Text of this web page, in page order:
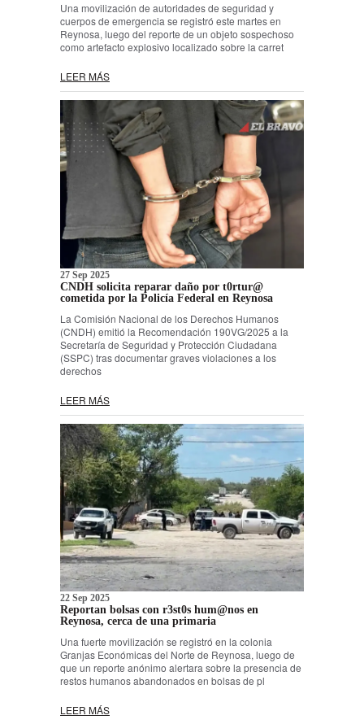
Una movilización de autoridades de seguridad y
cuerpos de emergencia se registró este martes en
Reynosa, luego del reporte de un objeto sospechoso
como artefacto explosivo localizado sobre la carret
LEER MÁS
27 Sep 2025
CNDH solicita reparar daño por t0rtur@
cometida por la Policía Federal en Reynosa
La Comisión Nacional de los Derechos Humanos
(CNDH) emitió la Recomendación 190VG/2025 a la
Secretaría de Seguridad y Protección Ciudadana
(SSPC) tras documentar graves violaciones a los
derechos
LEER MÁS
22 Sep 2025
Reportan bolsas con r3st0s hum@nos en
Reynosa, cerca de una primaria
Una fuerte movilización se registró en la colonia
Granjas Económicas del Norte de Reynosa, luego de
que un reporte anónimo alertara sobre la presencia de
restos humanos abandonados en bolsas de pl
LEER MÁS